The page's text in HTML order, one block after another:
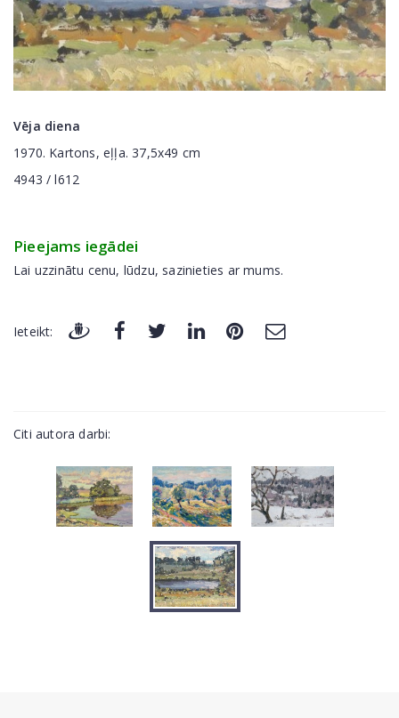
Vēja diena
1970. Kartons, eļļa. 37,5x49 cm
4943 / l612
Pieejams iegādei
Lai uzzinātu cenu, lūdzu, sazinieties ar mums.
Ieteikt:
Citi autora darbi: